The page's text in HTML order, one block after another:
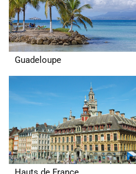
Guadeloupe